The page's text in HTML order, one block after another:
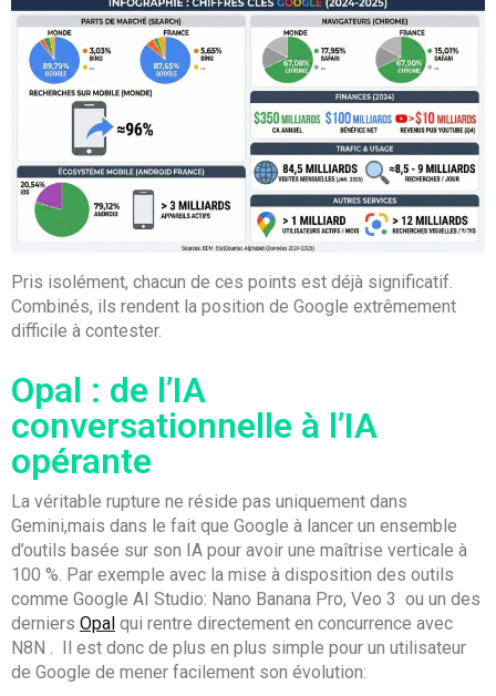
Pris isolément, chacun de ces points est déjà significatif.
Combinés, ils rendent la position de Google extrêmement
difficile à contester.
Opal : de l’IA
conversationnelle à l’IA
opérante
La véritable rupture ne réside pas uniquement dans
Gemini,mais dans le fait que Google à lancer un ensemble
d’outils basée sur son IA pour avoir une maîtrise verticale à
100 %. Par exemple avec la mise à disposition des outils
comme Google AI Studio: Nano Banana Pro, Veo 3 ou un des
derniers Opal qui rentre directement en concurrence avec
N8N . Il est donc de plus en plus simple pour un utilisateur
de Google de mener facilement son évolution: